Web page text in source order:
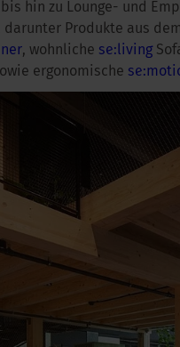
hin zu Lounge- und
darunter Produkte aus
, wohnliche se:living
ergonomische